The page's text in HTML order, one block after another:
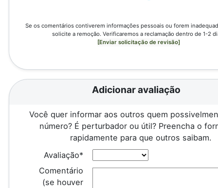
Se os comentários contiverem informações pessoais ou forem
solicite a remoção. Verificaremos a reclamação dentro de 1-2
[Enviar solicitação de revisão]
Adicionar avaliação
Você quer informar aos outros quem
número? É perturbador ou útil? Preencha o
rapidamente para que outros saibam.
Avaliação*
Comentário
(se houver